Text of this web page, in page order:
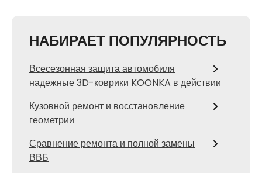
НАБИРАЕТ ПОПУЛЯРНОСТЬ
Всесезонная защита автомобиля
надежные 3D-коврики KOONKA в действии
Кузовной ремонт и восстановление
геометрии
Сравнение ремонта и полной замены
ВВБ